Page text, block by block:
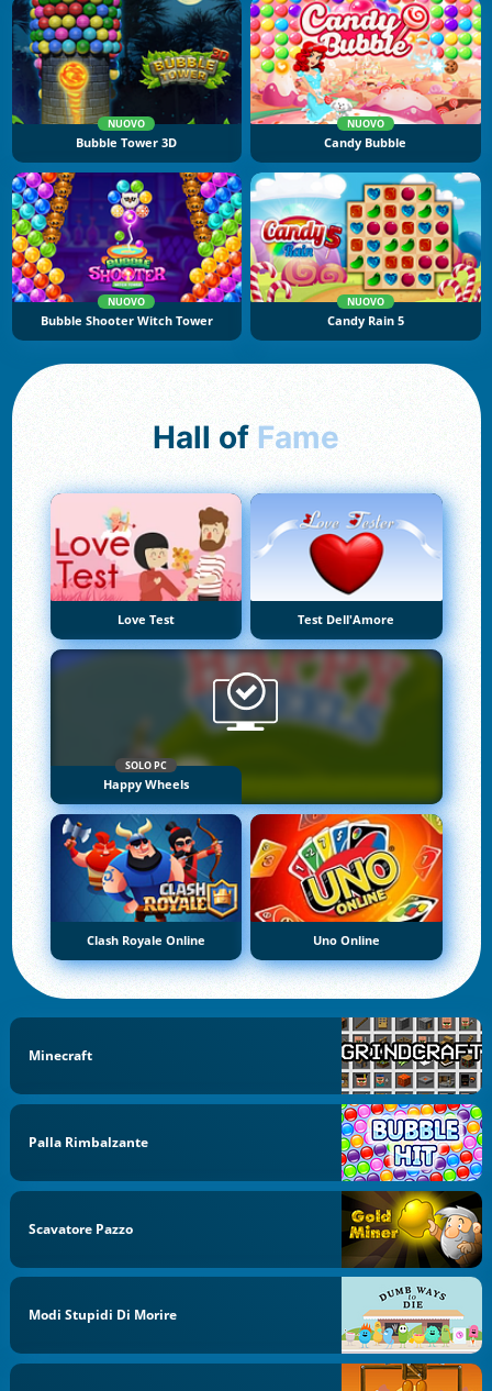
NUOVO
Bubble Tower 3D
NUOVO
Candy Bubble
NUOVO
Bubble Shooter Witch Tower
NUOVO
Candy Rain 5
Hall of Fame
Love Test Test Dell'Amore
SOLO PC
Happy Wheels
Clash Royale Online Uno Online
Minecraft
Palla Rimbalzante
Scavatore Pazzo
Modi Stupidi Di Morire